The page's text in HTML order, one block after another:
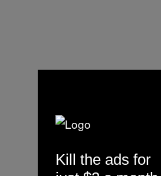
Kill the ads for